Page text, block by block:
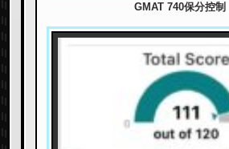
GMAT 740保分控制